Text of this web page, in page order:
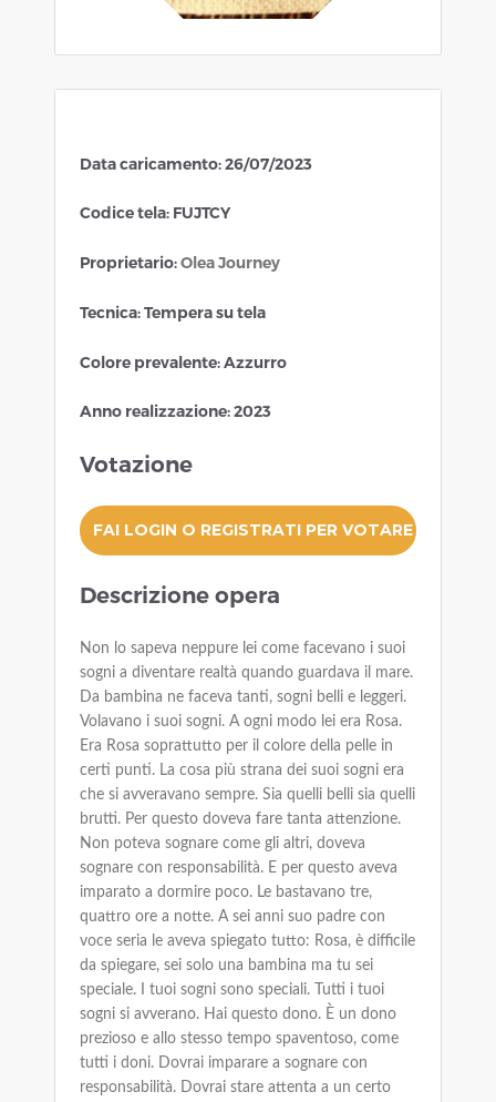
Data caricamento: 26/07/2023
Codice tela: FUJTCY
Proprietario:Olea Journey
Tecnica: Tempera su tela
Colore prevalente: Azzurro
Anno realizzazione: 2023
Votazione
Descrizione opera
Non lo sapeva neppure lei come facevano i suoi
sogni a diventare realtà quando guardava il mare.
Da bambina ne faceva tanti, sogni belli e leggeri.
Volavano i suoi sogni. A ogni modo lei era Rosa.
Era Rosa soprattutto per il colore della pelle in
certi punti. La cosa più strana dei suoi sogni era
che si avveravano sempre. Sia quelli belli sia quelli
brutti. Per questo doveva fare tanta attenzione.
Non poteva sognare come gli altri, doveva
sognare con responsabilità. E per questo aveva
imparato a dormire poco. Le bastavano tre,
quattro ore a notte. A sei anni suo padre con
voce seria le aveva spiegato tutto: Rosa, è difficile
da spiegare, sei solo una bambina ma tu sei
speciale. I tuoi sogni sono speciali. Tutti i tuoi
sogni si avverano. Hai questo dono. È un dono
prezioso e allo stesso tempo spaventoso, come
tutti i doni. Dovrai imparare a sognare con
responsabilità. Dovrai stare attenta a un certo